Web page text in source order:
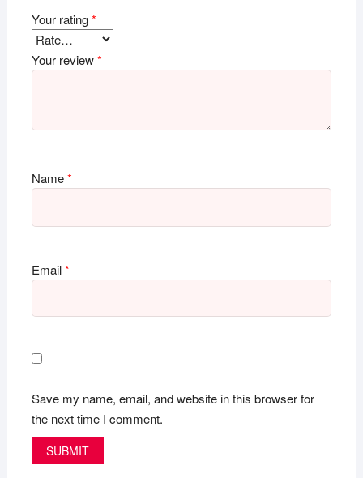
Your rating*
Your review*
Name*
Email*
Save my name, email, and website in this browser for
the next time I comment.